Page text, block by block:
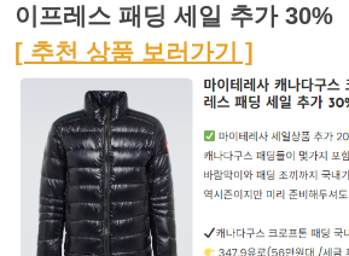
이프레스 패딩 세일 추가 30%
[ 추천 상품 보러가기 ]